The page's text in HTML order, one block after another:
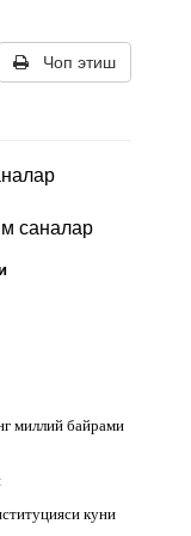
Чоп этиш
саналар
миллий байрами
куни